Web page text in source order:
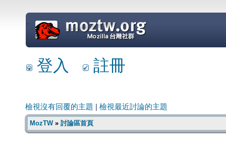
=
登入 註冊
檢視沒有回覆的主題 檢視最近討論的主題
MozTW» 討論區首頁